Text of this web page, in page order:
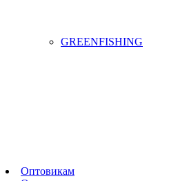
GREENFISHING
Оптовикам